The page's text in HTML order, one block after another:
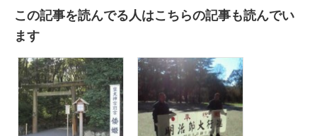
この記事を読んでる人はこちらの記事も読んでい
ます